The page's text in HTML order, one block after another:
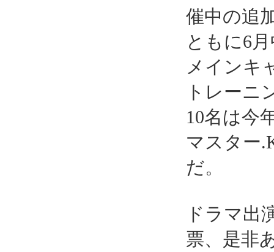
催中の追
ともに6
メインキ
トレーニ
10名は今
マスター
だ。
ドラマ出
票、是非